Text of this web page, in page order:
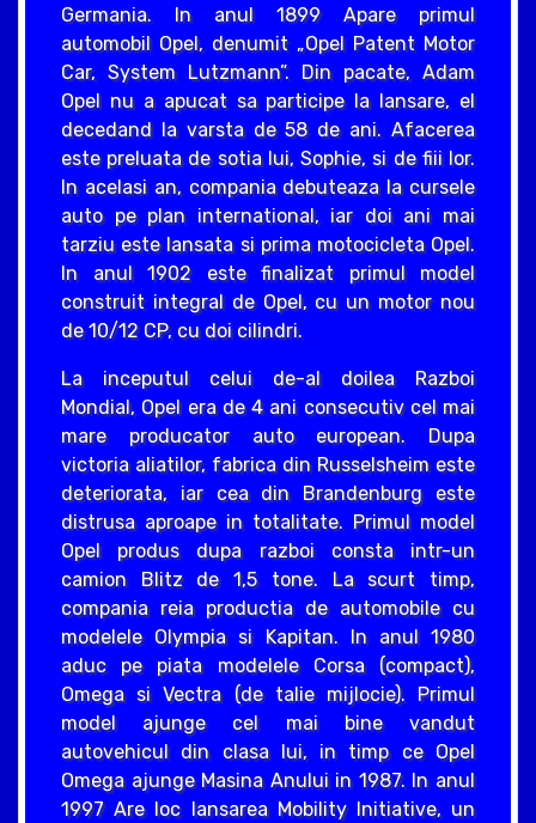
Germania. In anul 1899 Apare primul
automobil Opel, denumit „Opel Patent Motor
Car, System Lutzmann”. Din pacate, Adam
Opel nu a apucat sa participe la lansare, el
decedand la varsta de 58 de ani. Afacerea
este preluata de sotia lui, Sophie, si de fiii lor.
In acelasi an, compania debuteaza la cursele
auto pe plan international, iar doi ani mai
tarziu este lansata si prima motocicleta Opel.
In anul 1902 este finalizat primul model
construit integral de Opel, cu un motor nou
de 10/12 CP, cu doi cilindri.
La inceputul celui de-al doilea Razboi
Mondial, Opel era de 4 ani consecutiv cel mai
mare producator auto european. Dupa
victoria aliatilor, fabrica din Russelsheim este
deteriorata, iar cea din Brandenburg este
distrusa aproape in totalitate. Primul model
Opel produs dupa razboi consta intr-un
camion Blitz de 1,5 tone. La scurt timp,
compania reia productia de automobile cu
modelele Olympia si Kapitan. In anul 1980
aduc pe piata modelele Corsa (compact),
Omega si Vectra (de talie mijlocie). Primul
model ajunge cel mai bine vandut
autovehicul din clasa lui, in timp ce Opel
Omega ajunge Masina Anului in 1987. In anul
1997 Are loc lansarea Mobility Initiative, un